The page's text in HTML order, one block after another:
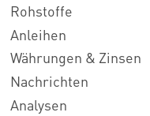
Rohstoffe
Anleihen
Währungen & Zinsen
Nachrichten
Analysen